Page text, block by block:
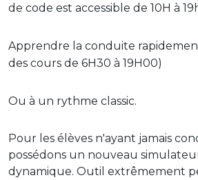
de code est accessible de 10H à
Apprendre la conduite
des cours de 6H30 à 19H00)
Ou à un rythme classic.
Pour les élèves n'ayant jamais
possédons un nouveau
dynamique. Outil extrêmement